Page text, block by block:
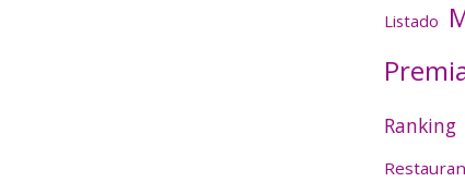
Listado
Ranking